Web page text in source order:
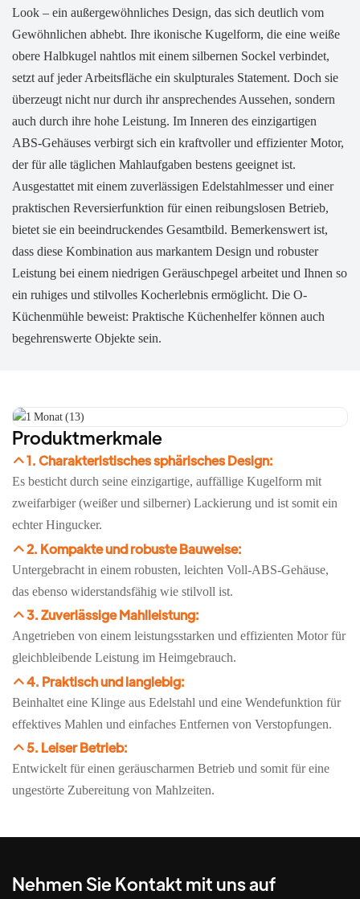
Look – ein außergewöhnliches Design, das sich deutlich vom
Gewöhnlichen abhebt. Ihre ikonische Kugelform, die eine weiße
obere Halbkugel nahtlos mit einem silbernen Sockel verbindet,
setzt auf jeder Arbeitsfläche ein skulpturales Statement. Doch sie
überzeugt nicht nur durch ihr ansprechendes Aussehen, sondern
auch durch ihre hohe Leistung. Im Inneren des einzigartigen
ABS-Gehäuses verbirgt sich ein kraftvoller und effizienter Motor,
der für alle täglichen Mahlaufgaben bestens geeignet ist.
Ausgestattet mit einem zuverlässigen Edelstahlmesser und einer
praktischen Reversierfunktion für einen reibungslosen Betrieb,
bietet sie ein beeindruckendes Gesamtbild. Bemerkenswert ist,
dass diese Kombination aus markantem Design und robuster
Leistung bei einem niedrigen Geräuschpegel arbeitet und Ihnen so
ein ruhiges und stilvolles Kocherlebnis ermöglicht. Die O-
Küchenmühle beweist: Praktische Küchenhelfer können auch
begehrenswerte Objekte sein.
Produktmerkmale
1. Charakteristisches sphärisches Design:
Es besticht durch seine einzigartige, auffällige Kugelform mit
zweifarbiger (weißer und silberner) Lackierung und ist somit ein
echter Hingucker.
2. Kompakte und robuste Bauweise:
Untergebracht in einem robusten, leichten Voll-ABS-Gehäuse,
das ebenso widerstandsfähig wie stilvoll ist.
3. Zuverlässige Mahlleistung:
Angetrieben von einem leistungsstarken und effizienten Motor für
gleichbleibende Leistung im Heimgebrauch.
4. Praktisch und langlebig:
Beinhaltet eine Klinge aus Edelstahl und eine Wendefunktion für
effektives Mahlen und einfaches Entfernen von Verstopfungen.
5. Leiser Betrieb:
Entwickelt für einen geräuscharmen Betrieb und somit für eine
ungestörte Zubereitung von Mahlzeiten.
Nehmen Sie Kontakt mit uns auf